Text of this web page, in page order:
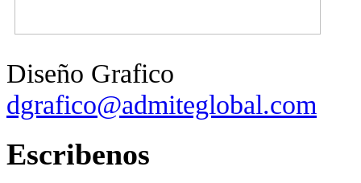
Diseño Grafico
dgrafico@admiteglobal.com
Escribenos